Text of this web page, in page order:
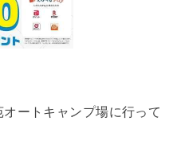
ートキャンプ場に行って